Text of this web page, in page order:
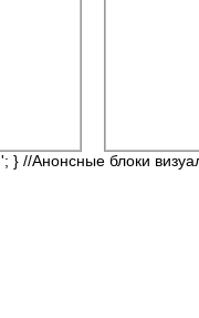
'; } //Анонсные блоки